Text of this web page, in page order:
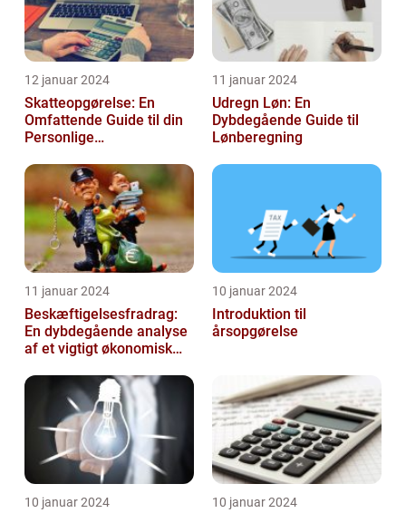
12 januar 2024
Skatteopgørelse: En
Omfattende Guide til din
Personlige
11 januar 2024
Udregn Løn: En
Dybdegående Guide til
Lønberegning
11 januar 2024
Beskæftigelsesfradrag:
En dybdegående analyse
af et vigtigt økonomisk
finansf...
10 januar 2024
Introduktion til
årsopgørelse
10 januar 2024 10 januar 2024